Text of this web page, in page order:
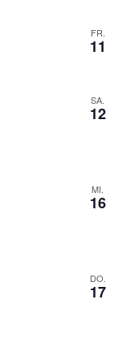
FR.
11
SA.
12
MI.
16
DO.
17